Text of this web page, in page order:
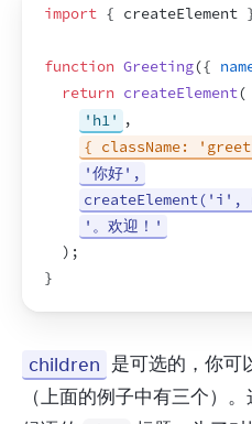
import { createElement
function Greeting({
return createElement(
'h1' ,
{ className:
'你好',
createElement('i',
'。欢迎！'
) ;
}
children 是可选的，你可
（上面的例子中有三个）